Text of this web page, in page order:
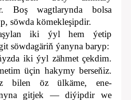
Boş wagtlarynda bolsa
söwda kömekleşipdir.
iki ýyl hem ýetip
söwdagäriň ýanyna baryp:
iki ýyl zähmet çekdim.
üçin hakymy berseňiz.
bilen öz ülkäme, ene-
gitjek — diýipdir we